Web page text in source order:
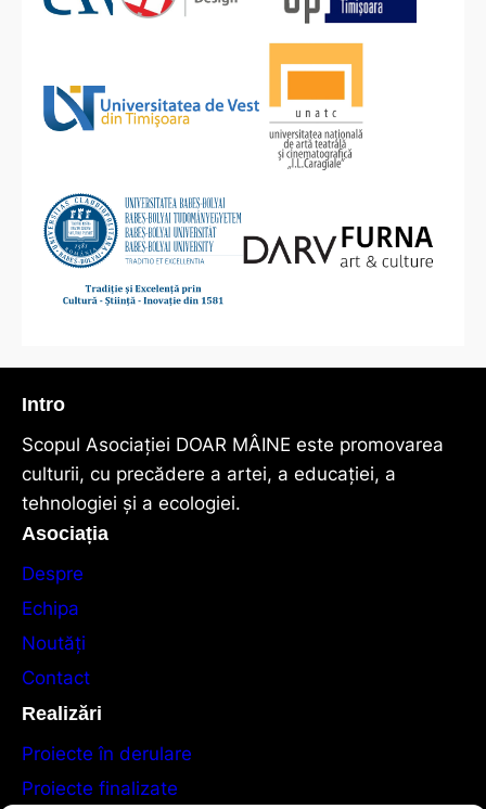
Intro
Scopul Asociaţiei DOAR MÂINE este promovarea
culturii, cu precădere a artei, a educației, a
tehnologiei și a ecologiei.
Asociația
Despre
Echipa
Noutăți
Contact
Realizări
Proiecte în derulare
Proiecte finalizate